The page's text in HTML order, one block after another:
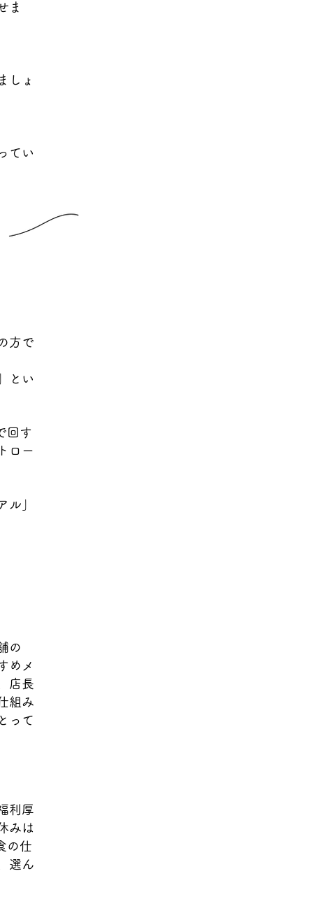
ま
しょ
てい
方で
とい
回す
ロー
ル」
の
めメ
店長
組み
って
利厚
みは
の仕
選ん